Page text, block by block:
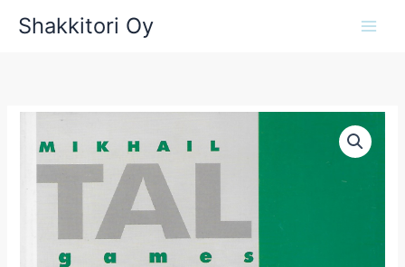
sisältöön
Shakkitori Oy